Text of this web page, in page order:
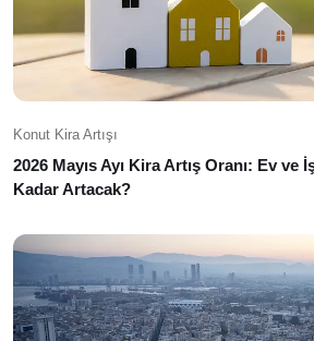
Konut Kira Artışı
2026 Mayıs Ayı Kira Artış Oranı: Ev ve
Kadar Artacak?